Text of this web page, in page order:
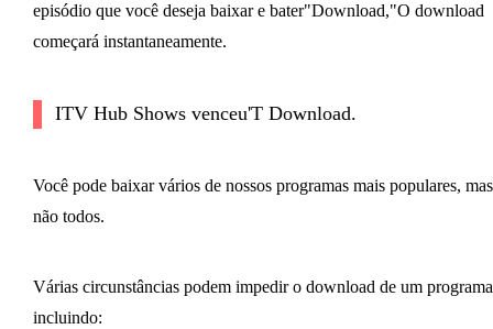
episódio que você deseja baixar e bater"Download,"O download
começará instantaneamente.
ITV Hub Shows venceu'T Download.
Você pode baixar vários de nossos programas mais populares, mas
não todos.
Várias circunstâncias podem impedir o download de um
incluindo: